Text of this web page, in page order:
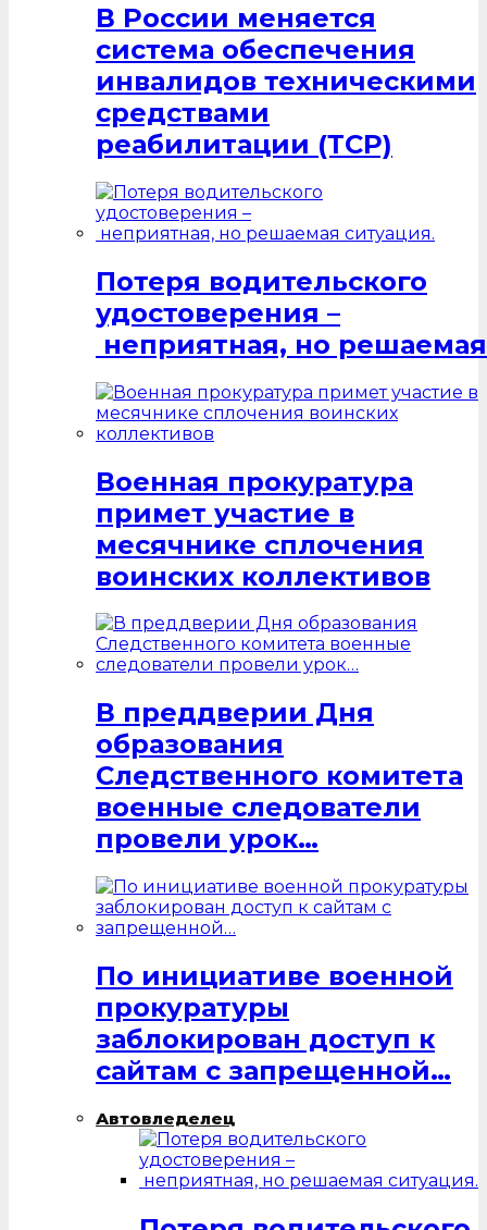
В России меняется
система обеспечения
инвалидов техническими
средствами
реабилитации (ТСР)
Потеря водительского
удостоверения –
неприятная, но
Военная прокуратура
примет участие в
месячнике сплочения
воинских коллективов
В преддверии Дня
образования
Следственного комитета
военные следователи
провели урок…
По инициативе военной
прокуратуры
заблокирован доступ к
сайтам с запрещенной…
Автовледелец